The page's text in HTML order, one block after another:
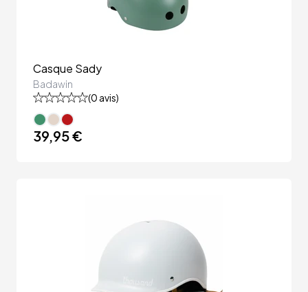
Casque Sady
Badawin
(0 avis)
39,95 €